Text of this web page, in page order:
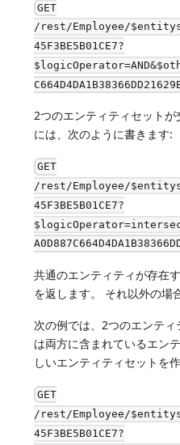
GET
/rest/Employee/
45F3BE5B01CE7?
2つのエンティティセット
には、次のように書きます:
GET
/rest/Employee/
45F3BE5B01CE7?
共通のエンティティが存在
を返します。 それ以外の場
次の例では、2つのエンテ
は両方に含まれているエン
しいエンティティセットを
GET
/rest/Employee/
45F3BE5B01CE7?